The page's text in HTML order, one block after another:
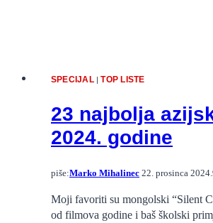
SPECIJAL|TOP LISTE
23 najbolja
2024. godine
piše:Marko Mihalinec 22. prosinca 2024.
Moji favoriti su mongolski “Silent
od filmova godine i baš školski